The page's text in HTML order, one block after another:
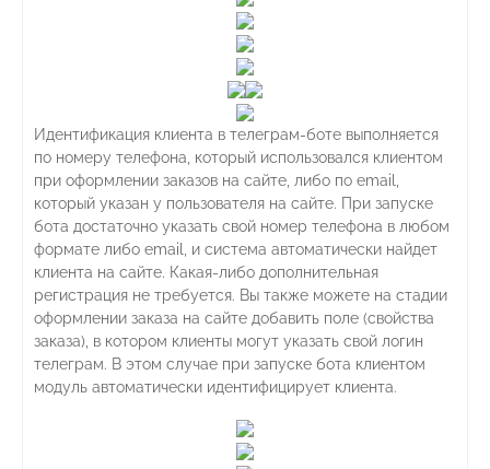
Идентификация клиента в телеграм-боте выполняется
по номеру телефона, который использовался клиентом
при оформлении заказов на сайте, либо по email,
который указан у пользователя на сайте. При запуске
бота достаточно указать свой номер телефона в любом
формате либо email, и система автоматически найдет
клиента на сайте. Какая-либо дополнительная
регистрация не требуется. Вы также можете на стадии
оформлении заказа на сайте добавить поле (свойства
заказа), в котором клиенты могут указать свой логин
телеграм. В этом случае при запуске бота клиентом
модуль автоматически идентифицирует клиента.